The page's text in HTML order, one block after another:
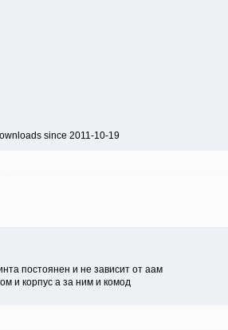
since 2011-10-19
постоянен и не зависит от аам
и корпус а за ним и комод